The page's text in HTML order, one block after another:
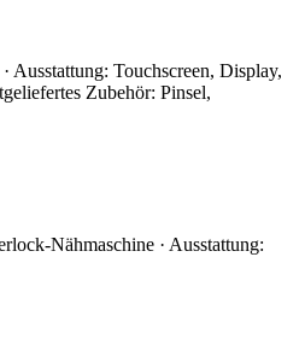
Ausstattung: Touchscreen, Display,
Zubehör: Pinsel,
Nähmaschine · Ausstattung: